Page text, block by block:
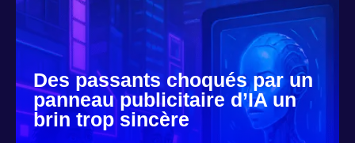
Des passants choqués par un
panneau publicitaire d’IA un
brin trop sincère